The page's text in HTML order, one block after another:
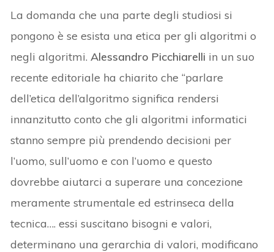
La domanda che una parte degli studiosi si
pongono è se esista una etica per gli algoritmi o
negli algoritmi.Alessandro Picchiarelli in un suo
recente editoriale ha chiarito che “parlare
dell’etica dell’algoritmo significa rendersi
innanzitutto conto che gli algoritmi informatici
stanno sempre più prendendo decisioni per
l’uomo, sull’uomo e con l’uomo e questo
dovrebbe aiutarci a superare una concezione
meramente strumentale ed estrinseca della
tecnica…. essi suscitano bisogni e valori,
determinano una gerarchia di valori, modificano